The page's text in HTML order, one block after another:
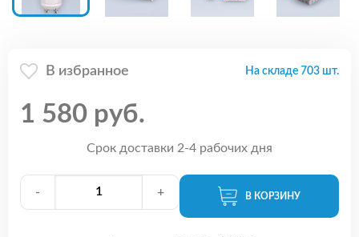
В избранное На складе 703 шт.
1 580 руб.
Срок доставки 2-4 рабочих дня
- + В КОРЗИНУ